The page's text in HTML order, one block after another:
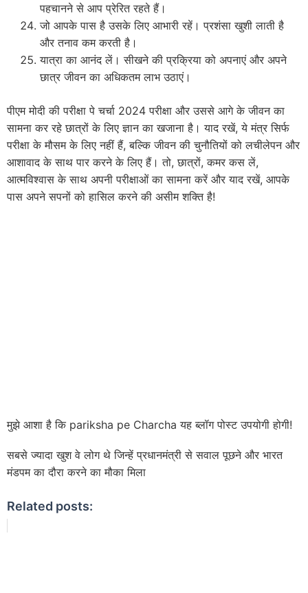
पहचानने से आप प्रेरित रहते हैं।
जो आपके पास है उसके लिए आभारी रहें। प्रशंसा खुशी लाती है
और तनाव कम करती है।
यात्रा का आनंद लें। सीखने की प्रक्रिया को अपनाएं और अपने
छात्र जीवन का अधिकतम लाभ उठाएं।
पीएम मोदी की परीक्षा पे चर्चा 2024 परीक्षा और उससे आगे के जीवन का
सामना कर रहे छात्रों के लिए ज्ञान का खजाना है। याद रखें, ये मंत्र सिर्फ
परीक्षा के मौसम के लिए नहीं हैं, बल्कि जीवन की चुनौतियों को लचीलेपन और
आशावाद के साथ पार करने के लिए हैं। तो, छात्रों, कमर कस लें,
आत्मविश्वास के साथ अपनी परीक्षाओं का सामना करें और याद रखें, आपके
पास अपने सपनों को हासिल करने की असीम शक्ति है!
मुझे आशा है कि pariksha pe Charcha यह ब्लॉग पोस्ट उपयोगी होगी!
सबसे ज्यादा खुश वे लोग थे जिन्हें प्रधानमंत्री से सवाल पूछने और भारत
मंडपम का दौरा करने का मौका मिला
Related posts: